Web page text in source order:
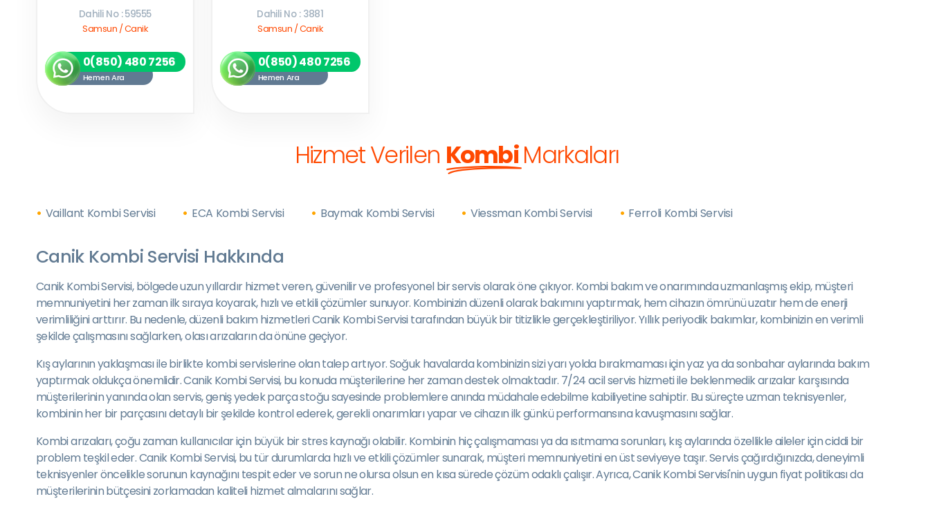
Dahili No : 59555
Samsun / Canik
0(850) 480 7256
Hemen Ara
Dahili No : 3881
Samsun / Canik
0(850) 480 7256
Hemen Ara
Hizmet Verilen KombiMarkaları
Vaillant Kombi Servisi ECA Kombi Servisi Baymak Kombi Servisi Viessman Kombi Servisi Ferroli Kombi Servisi
Canik Kombi Servisi Hakkında
Canik Kombi Servisi, bölgede uzun yıllardır hizmet veren, güvenilir ve profesyonel bir servis olarak öne çıkıyor. Kombi bakım ve onarımında uzmanlaşmış ekip, müşteri
memnuniyetini her zaman ilk sıraya koyarak, hızlı ve etkili çözümler sunuyor. Kombinizin düzenli olarak bakımını yaptırmak, hem cihazın ömrünü uzatır hem de enerji
verimliliğini arttırır. Bu nedenle, düzenli bakım hizmetleri Canik Kombi Servisi tarafından büyük bir titizlikle gerçekleştiriliyor. Yıllık periyodik bakımlar, kombinizin en verimli
şekilde çalışmasını sağlarken, olası arızaların da önüne geçiyor.
Kış aylarının yaklaşması ile birlikte kombi servislerine olan talep artıyor. Soğuk havalarda kombinizin sizi yarı yolda bırakmaması için yaz ya da sonbahar aylarında bakım
yaptırmak oldukça önemlidir. Canik Kombi Servisi, bu konuda müşterilerine her zaman destek olmaktadır. 7/24 acil servis hizmeti ile beklenmedik arızalar karşısında
müşterilerinin yanında olan servis, geniş yedek parça stoğu sayesinde problemlere anında müdahale edebilme kabiliyetine sahiptir. Bu süreçte uzman teknisyenler,
kombinin her bir parçasını detaylı bir şekilde kontrol ederek, gerekli onarımları yapar ve cihazın ilk günkü performansına kavuşmasını sağlar.
Kombi arızaları, çoğu zaman kullanıcılar için büyük bir stres kaynağı olabilir. Kombinin hiç çalışmaması ya da ısıtmama sorunları, kış aylarında özellikle aileler için ciddi bir
problem teşkil eder. Canik Kombi Servisi, bu tür durumlarda hızlı ve etkili çözümler sunarak, müşteri memnuniyetini en üst seviyeye taşır. Servis çağırdığınızda, deneyimli
teknisyenler öncelikle sorunun kaynağını tespit eder ve sorun ne olursa olsun en kısa sürede çözüm odaklı çalışır. Ayrıca, Canik Kombi Servisi'nin uygun fiyat politikası da
müşterilerinin bütçesini zorlamadan kaliteli hizmet almalarını sağlar.